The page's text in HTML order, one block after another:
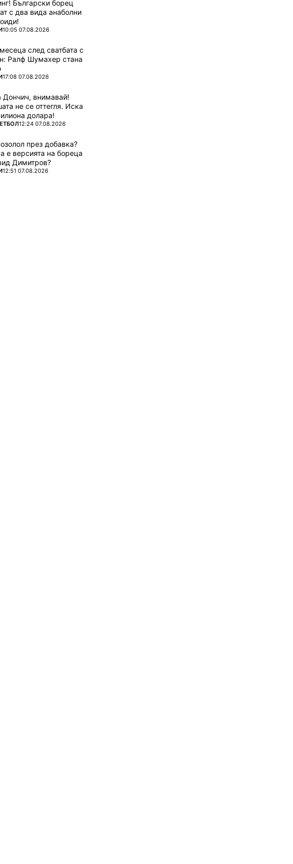
Български борец
с два вида анаболни
ОТ
10:05 07.08.2026
след сватбата с
Ралф Шумахер стана
ОТ
17:08 07.08.2026
Дончич, внимавай!
не се оттегля. Иска
долара!
ОТ 12:24 07.08.2026
през добавка?
е версията на бореца
Димитров?
ОТ
12:51 07.08.2026